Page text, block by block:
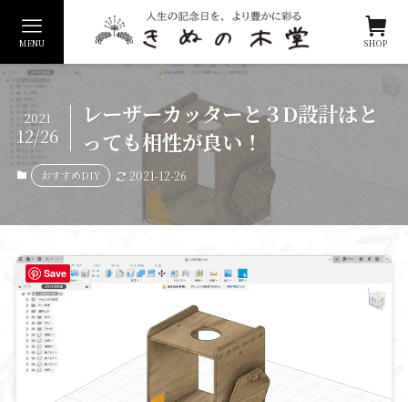
SHOP
MENU
レーザーカッターと３D設計はと
っても相性が良い！
2021
12/26
おすすめDIY 2021-12-26
Save